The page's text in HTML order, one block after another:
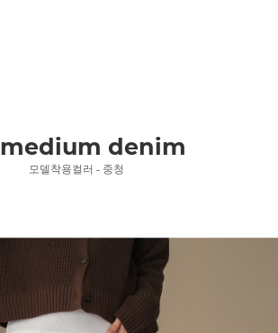
medium denim
모델착용컬러 - 중청